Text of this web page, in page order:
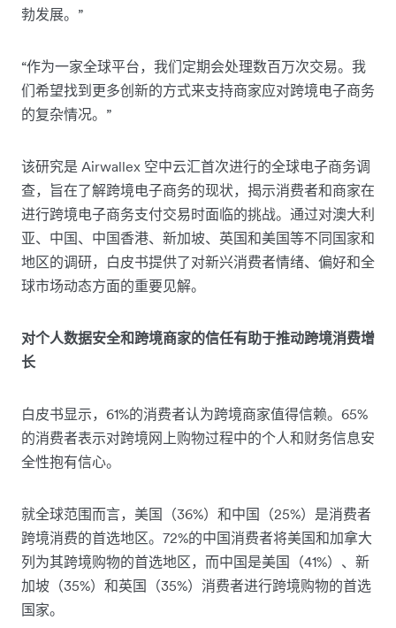
勃发展。”
“作为一家全球平台，我们定期会处理数百万次交易。我
们希望找到更多创新的方式来支持商家应对跨境电子商务
的复杂情况。”
该研究是 Airwallex 空中云汇首次进行的全球电子商务调
查，旨在了解跨境电子商务的现状，揭示消费者和商家在
进行跨境电子商务支付交易时面临的挑战。通过对澳大利
亚、中国、中国香港、新加坡、英国和美国等不同国家和
地区的调研，白皮书提供了对新兴消费者情绪、偏好和全
球市场动态方面的重要见解。
对个人数据安全和跨境商家的信任有助于推动跨境消费增
长
白皮书显示，61%的消费者认为跨境商家值得信赖。65%
的消费者表示对跨境网上购物过程中的个人和财务信息安
全性抱有信心。
就全球范围而言，美国（36%）和中国（25%）是消费者
跨境消费的首选地区。72%的中国消费者将美国和加拿大
列为其跨境购物的首选地区，而中国是美国（41%）、新
加坡（35%）和英国（35%）消费者进行跨境购物的首选
国家。